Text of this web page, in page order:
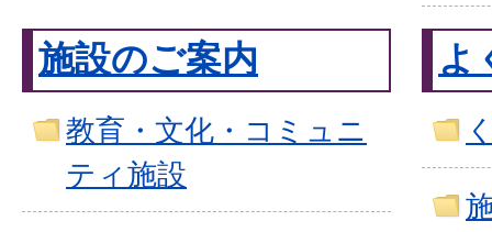
施設のご案内
教育・文化・コミュニ
ティ施設
よ